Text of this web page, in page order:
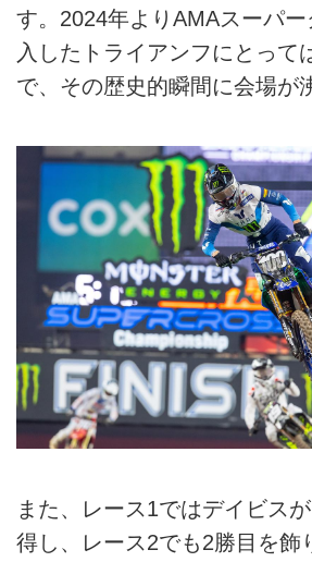
す。2024年よりAMAスーパ
入したトライアンフにとって
で、その歴史的瞬間に会場が
また、レース1ではデイビス
得し、レース2でも2勝目を飾